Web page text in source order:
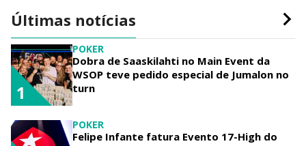
Últimas notícias
POKER
Dobra de Saaskilahti no Main Event da
WSOP teve pedido especial de Jumalon no
turn
1
POKER
Felipe Infante fatura Evento 17-High do